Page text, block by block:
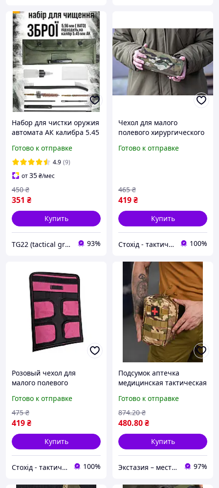
Набор для чистки оружия
автомата АК калибра 5.45
Mil-tec полевой
профессиональный
компактный
Готово к отправке
4.9 (9)
от35₴/мес
351 ₴
450 ₴
Купить
TG22 (tactical group) 93%
Чехол для малого
полевого хирургического
хирургических
Готово к отправке
419₴
465 ₴
Купить
Стохід - тактическое снаряжение 100%
Розовый чехол для
малого полевого
итог для хирургических
инструментов Стохід
Готово к отправке
419₴
475 ₴
Купить
Стохід - тактическое снаряжение 100%
Подсумок аптечка
медицинская тактическая
для медикаментов
индивидуальная полевая
ext1
Готово к отправке
480.80₴
874.20 ₴
Купить
Экстазия – место, где рождаются наслаждения 97%